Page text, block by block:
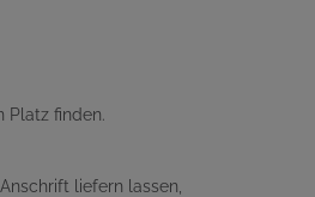
Platz finden.
liefern lassen,